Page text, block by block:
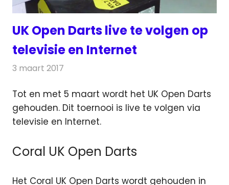
UK Open Darts live te volgen op
televisie en Internet
3 maart 2017
Tot en met 5 maart wordt het UK Open Darts
gehouden. Dit toernooi is live te volgen via
televisie en Internet.
Coral UK Open Darts
Het Coral UK Open Darts wordt gehouden in